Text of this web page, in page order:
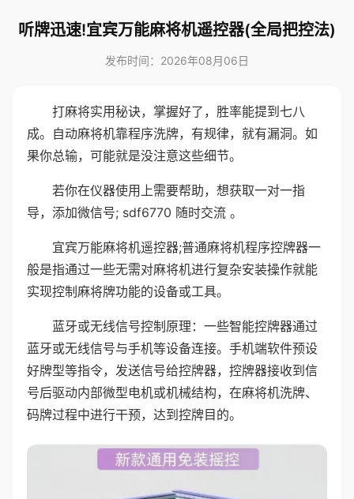
听牌迅速!宜宾万能麻将机遥控器(全局把控法)
发布时间：2026年08月06日
打麻将实用秘诀，掌握好了，胜率能提到七八
成。自动麻将机靠程序洗牌，有规律，就有漏洞。如
果你总输，可能就是没注意这些细节。
若你在仪器使用上需要帮助，想获取一对一指
导，添加微信号; sdf6770 随时交流 。
宜宾万能麻将机遥控器;普通麻将机程序控牌器一
般是指通过一些无需对麻将机进行复杂安装操作就能
实现控制麻将牌功能的设备或工具。
蓝牙或无线信号控制原理：一些智能控牌器通过
蓝牙或无线信号与手机等设备连接。手机端软件预设
好牌型等指令，发送信号给控牌器，控牌器接收到信
号后驱动内部微型电机或机械结构，在麻将机洗牌、
码牌过程中进行干预，达到控牌目的。